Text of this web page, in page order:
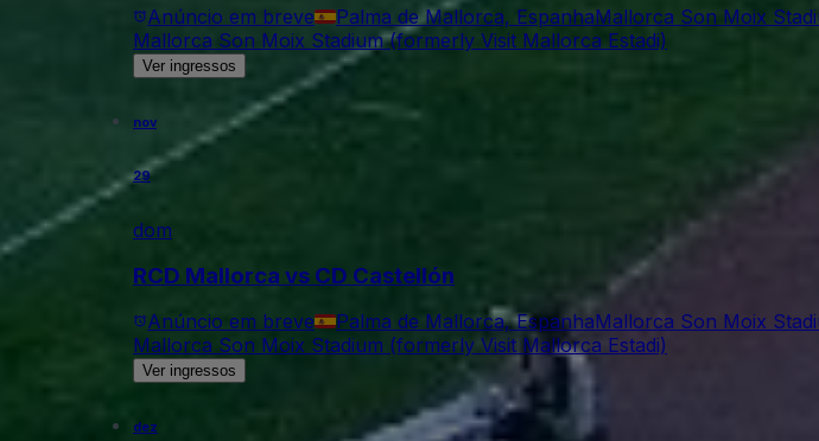
Anúncio em breve Palma de Mallorca, EspanhaMallorca Son Moix
Mallorca Son Moix Stadium (formerly Visit Mallorca Estadi)
Ver ingressos
nov
29
dom
RCD Mallorca vs CD Castellón
Anúncio em breve Palma de Mallorca, EspanhaMallorca Son Moix
Mallorca Son Moix Stadium (formerly Visit Mallorca Estadi)
Ver ingressos
dez